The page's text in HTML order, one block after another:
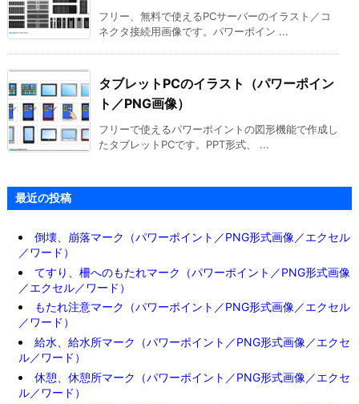
フリー、無料で使えるPCサーバーのイラスト／コ
ネクタ接続用画像です。パワーポイン ...
タブレットPCのイラスト（パワーポイン
ト／PNG画像）
フリーで使えるパワーポイントの図形機能で作成し
たタブレットPCです。PPT形式、 ...
最近の投稿
倒壊、崩落マーク（パワーポイント／PNG形式画像／エクセル
／ワード）
てすり、柵へのもたれマーク（パワーポイント／PNG形式画像
／エクセル／ワード）
もたれ注意マーク（パワーポイント／PNG形式画像／エクセル
／ワード）
給水、給水所マーク（パワーポイント／PNG形式画像／エクセ
ル／ワード）
休憩、休憩所マーク（パワーポイント／PNG形式画像／エクセ
ル／ワード）